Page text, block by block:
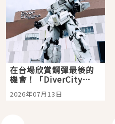
在台場欣賞鋼彈最後的
機會！「DiverCity
Tokyo Plaza」搭船、
購物、美食及夜景，一
2026年07月13日